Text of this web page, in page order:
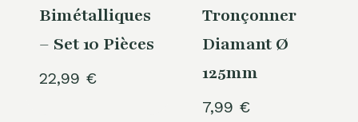
Bimétalliques
– Set 10 Pièces
22,99 €
Tronçonner
Diamant Ø
125mm
7,99 €